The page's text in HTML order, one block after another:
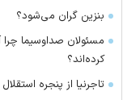
بنزین گران می‌شود؟
مسئولان صداوسیما چرا
کرده‌اند؟
تاجرنیا از پنجره